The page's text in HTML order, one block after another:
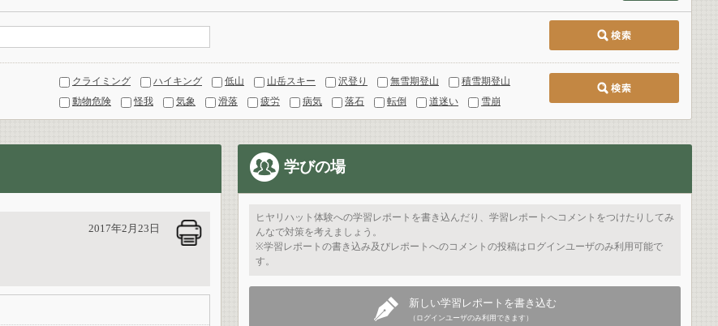
クライミング ハイキング 低山 山岳スキー 沢登り 無雪期登山
積雪期登山
動物危険 怪我 気象 滑落 疲労 病気 落石 転倒 道迷い 雪崩
2017年2月23日
学びの場
ヒヤリハット体験への学習レポートを書き込んだり、学習レポートへコメントをつけたりしてみ
んなで対策を考えましょう。
※学習レポートの書き込み及びレポートへのコメントの投稿はログインユーザのみ利用可能で
す。
新しい学習レポートを書き込む
（ログインユーザのみ利用できます）